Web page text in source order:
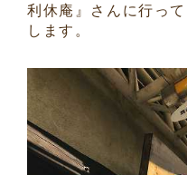
利休庵』さんに行っ
します。